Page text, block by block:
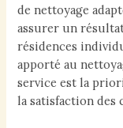
de nettoyage
assurer un
résidences
apporté au
service est la
la satisfaction des